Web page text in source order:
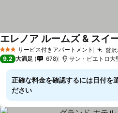
3 ホテルのランク
サービス付きアパートメント 贅
エレノア ルームズ & スイ
9.2 大満足 678 サン・ピエトロ
正確な料金を確認するには日付を
ださい